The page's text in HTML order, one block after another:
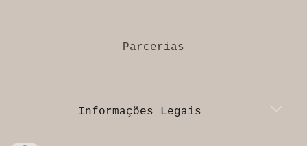
Parcerias
Informações Legais